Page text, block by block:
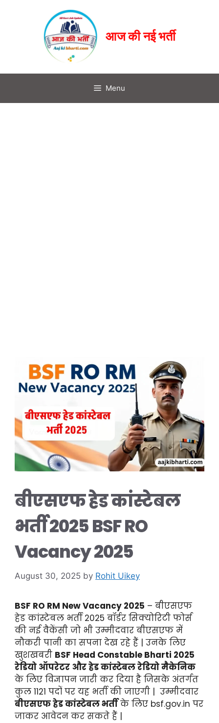
आज की नई भर्ती
Menu
बीएसएफ हेड कांस्टेबल
भर्ती 2025 BSF RO
Vacancy 2025
August 30, 2025 by Rohit Uikey
BSF RO RM New Vacancy 2025 – बीएसएफ
हेड कांस्टेबल भर्ती 2025 बॉर्डर सिक्योरिटी फोर्स
की नई वैकेंसी जो भी उम्मीदवार बीएसएफ में
नौकरी पानी का सपना देख रहे हैं | उनके लिए
खुशखबरी BSF Head Constable Bharti 2025
रेडियो ऑपरेटर और हेड कांस्टेबल रेडियो मैकेनिक
के लिए विज्ञापन जारी कर दिया है जिसके अंतर्गत
कुल 1121 पदों पर यह भर्ती की जाएगी | उम्मीदवार
बीएसएफ हेड कांस्टेबल भर्तीके लिए bsf.gov.in पर
जाकर आवेदन कर सकते हैं |